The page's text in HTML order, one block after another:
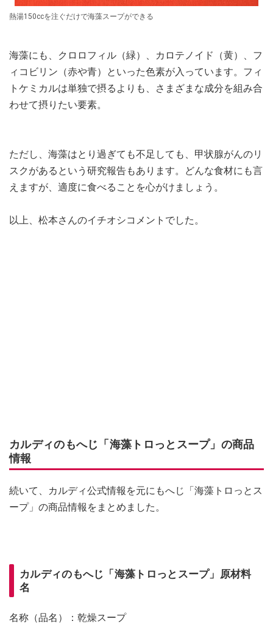
熱湯150ccを注ぐだけで海藻スープができる
海藻にも、クロロフィル（緑）、カロテノイド（黄）、フ
ィコビリン（赤や青）といった色素が入っています。フィ
トケミカルは単独で摂るよりも、さまざまな成分を組み合
わせて摂りたい要素。
ただし、海藻はとり過ぎても不足しても、甲状腺がんのリ
スクがあるという研究報告もあります。どんな食材にも言
えますが、適度に食べることを心がけましょう。
以上、松本さんのイチオシコメントでした。
カルディのもへじ「海藻トロっとスープ」の商品
情報
続いて、カルディ公式情報を元にもへじ「海藻トロっとス
ープ」の商品情報をまとめました。
カルディのもへじ「海藻トロっとスープ」原材料
名
名称（品名）：乾燥スープ